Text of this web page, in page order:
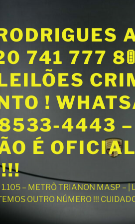
741 777
!
4443 –
É
– METRÔ TRIANON MASP –
OUTRO NÚMERO !!!